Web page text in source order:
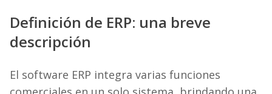
Definición de ERP: una breve
descripción
El software ERP integra varias funciones